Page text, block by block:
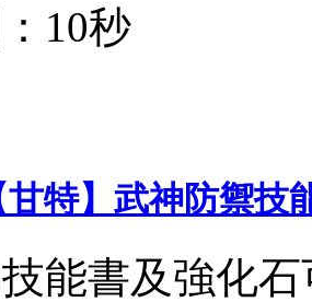
10秒
特】武神防禦技
能書及強化